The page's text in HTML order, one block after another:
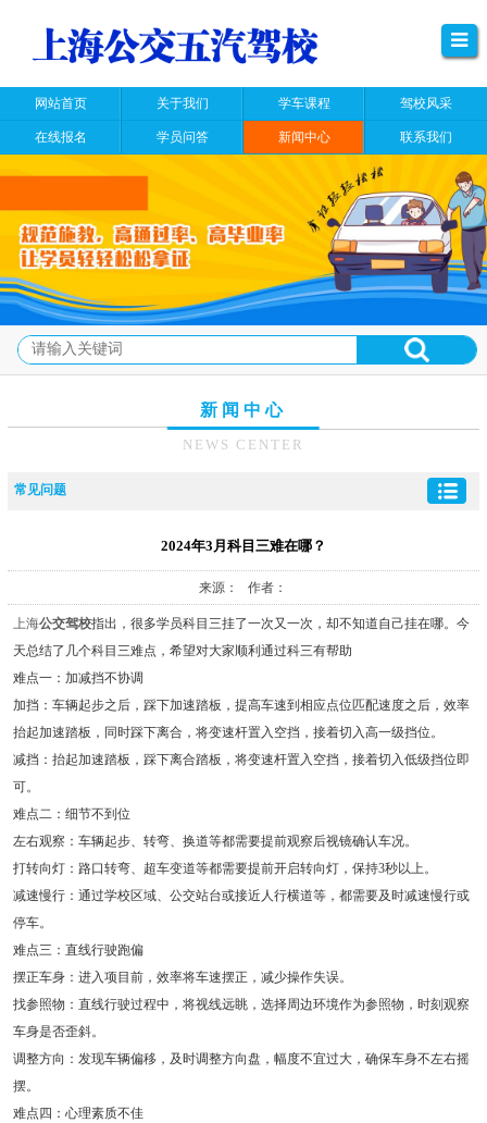
网站首页 关于我们 学车课程 驾校风采
在线报名 学员问答 新闻中心 联系我们
新闻中心
NEWS CENTER
常见问题
2024年3月科目三难在哪？
来源： 作者：
上海公交驾校指出，很多学员科目三挂了一次又一次，却不知道自己挂在哪。今
天总结了几个科目三难点，希望对大家顺利通过科三有帮助
难点一：加减挡不协调
加挡：车辆起步之后，踩下加速踏板，提高车速到相应点位匹配速度之后，效率
抬起加速踏板，同时踩下离合，将变速杆置入空挡，接着切入高一级挡位。
减挡：抬起加速踏板，踩下离合踏板，将变速杆置入空挡，接着切入低级挡位即
可。
难点二：细节不到位
左右观察：车辆起步、转弯、换道等都需要提前观察后视镜确认车况。
打转向灯：路口转弯、超车变道等都需要提前开启转向灯，保持3秒以上。
减速慢行：通过学校区域、公交站台或接近人行横道等，都需要及时减速慢行或
停车。
难点三：直线行驶跑偏
摆正车身：进入项目前，效率将车速摆正，减少操作失误。
找参照物：直线行驶过程中，将视线远眺，选择周边环境作为参照物，时刻观察
车身是否歪斜。
调整方向：发现车辆偏移，及时调整方向盘，幅度不宜过大，确保车身不左右摇
摆。
难点四：心理素质不佳